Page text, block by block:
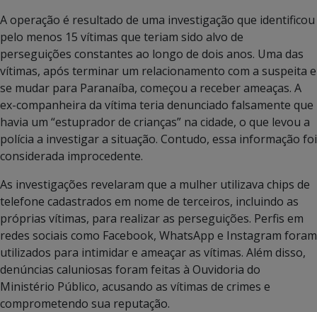
A operação é resultado de uma investigação que identificou
pelo menos 15 vítimas que teriam sido alvo de
perseguições constantes ao longo de dois anos. Uma das
vítimas, após terminar um relacionamento com a suspeita e
se mudar para Paranaíba, começou a receber ameaças. A
ex-companheira da vítima teria denunciado falsamente que
havia um “estuprador de crianças” na cidade, o que levou a
polícia a investigar a situação. Contudo, essa informação foi
considerada improcedente.
As investigações revelaram que a mulher utilizava chips de
telefone cadastrados em nome de terceiros, incluindo as
próprias vítimas, para realizar as perseguições. Perfis em
redes sociais como Facebook, WhatsApp e Instagram foram
utilizados para intimidar e ameaçar as vítimas. Além disso,
denúncias caluniosas foram feitas à Ouvidoria do
Ministério Público, acusando as vítimas de crimes e
comprometendo sua reputação.